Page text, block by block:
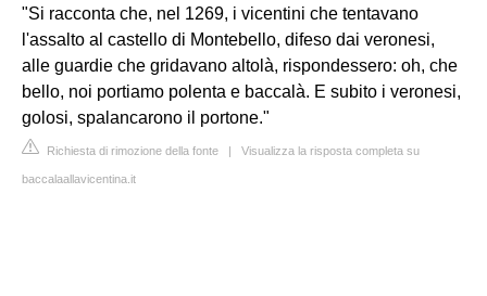
"Si racconta che, nel 1269, i vicentini che tentavano
l'assalto al castello di Montebello, difeso dai veronesi,
alle guardie che gridavano altolà, rispondessero: oh, che
bello, noi portiamo polenta e baccalà. E subito i veronesi,
golosi, spalancarono il portone."
Richiesta di rimozione della fonte | Visualizza la risposta completa su
baccalaallavicentina.it